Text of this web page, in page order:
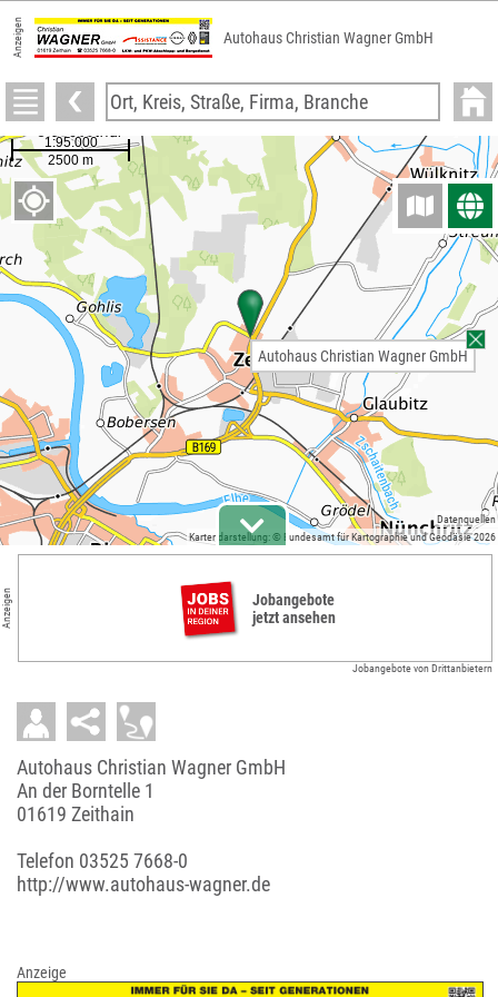
Anzeigen Autohaus Christian Wagner GmbH
Kartendarstellung: © Bundesamt für Kartographie und Geodäsie 2026
Datenquellen
Autohaus Christian Wagner GmbH
Anzeigen
Jobangebote
jetzt ansehen
Jobangebote von Drittanbietern
Autohaus Christian Wagner GmbH
An der Borntelle 1
01619 Zeithain
Telefon 03525 7668-0
http://www.autohaus-wagner.de
Anzeige